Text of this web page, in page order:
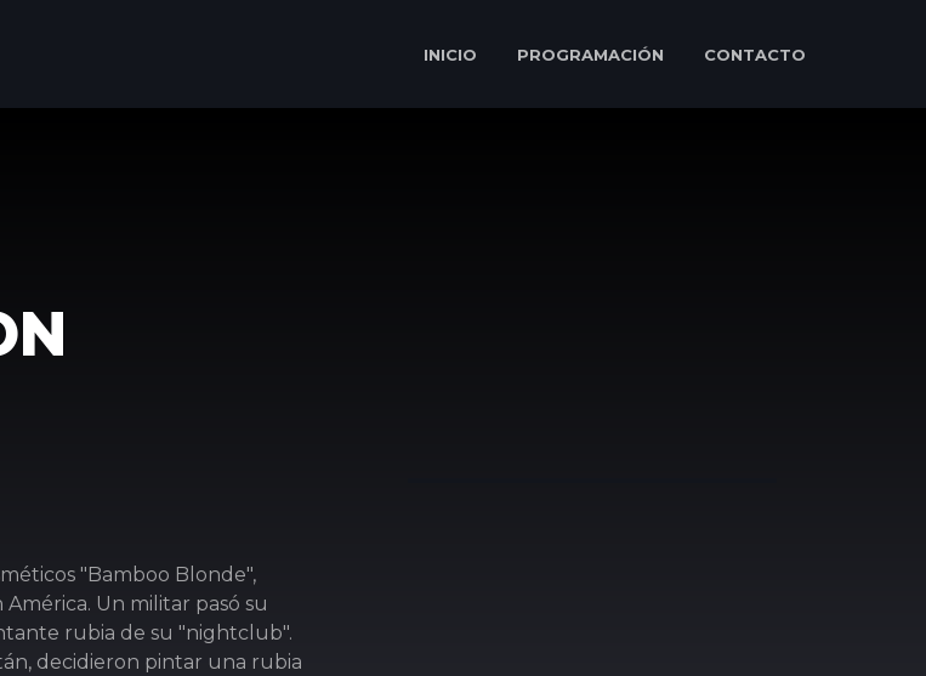
INICIO PROGRAMACIÓN CONTACTO
"Bamboo Blonde",
Un militar pasó su
rubia de su "nightclub".
decidieron pintar una rubia